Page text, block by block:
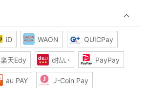
iD WAON QUICPay
楽天Edy d払い PayPay
au PAY J-Coin Pay